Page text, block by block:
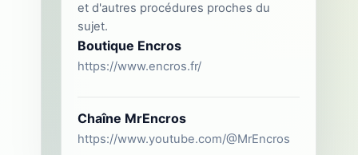
et d'autres procédures proches du
sujet.
Boutique Encros
https://www.encros.fr/
Chaîne MrEncros
https://www.youtube.com/@MrEncros